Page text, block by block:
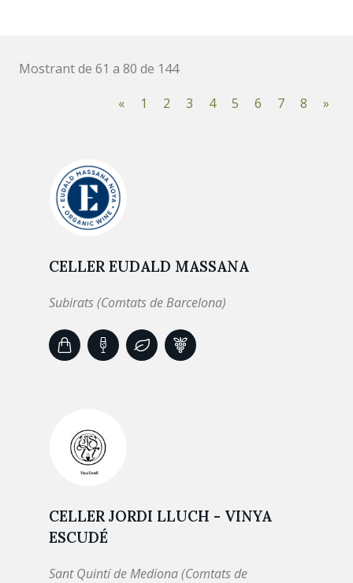
Mostrant de 61 a 80 de 144
«
1 2 3 4 5 6 7 8 »
CELLER EUDALD MASSANA
Subirats (Comtats de Barcelona)
CELLER JORDI LLUCH - VINYA
ESCUDÉ
Sant Quintí de Mediona (Comtats de